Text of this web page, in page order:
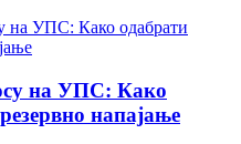
на УПС: Како
напајање